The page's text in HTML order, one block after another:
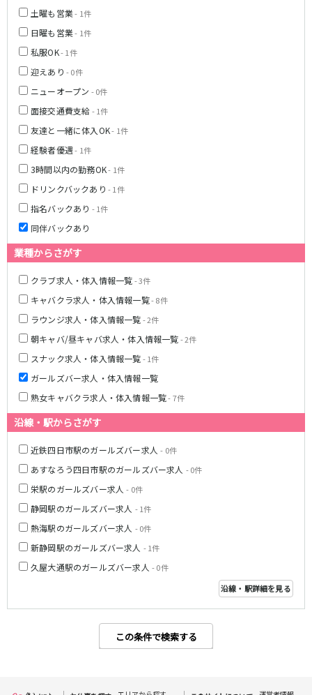
土曜も営業- 1件
日曜も営業- 1件
私服OK- 1件
迎えあり - 0件
ニューオープン - 0件
面接交通費支給- 1件
友達と一緒に体入OK- 1件
経験者優遇- 1件
3時間以内の勤務OK- 1件
ドリンクバックあり - 1件
指名バックあり - 1件
同伴バックあり
業種からさがす
クラブ求人・体入情報一覧- 3件
キャバクラ求人・体入情報一覧- 8件
ラウンジ求人・体入情報一覧- 2件
朝キャバ/昼キャバ求人・体入情報一覧- 2件
スナック求人・体入情報一覧- 1件
ガールズバー求人・体入情報一覧
熟女キャバクラ求人・体入情報一覧- 7件
沿線・駅からさがす
近鉄四日市駅のガールズバー求人- 0件
あすなろう四日市駅のガールズバー求人 - 0件
栄駅のガールズバー求人- 0件
静岡駅のガールズバー求人 - 1件
熱海駅のガールズバー求人 - 0件
新静岡駅のガールズバー求人 - 1件
久屋大通駅のガールズバー求人 - 0件
沿線・駅詳細を見る
この条件で検索する
名鉄尾西線
観音寺駅
名鉄豊田線
豊田市駅
JR東海道本線(熱海～浜松)
熱海駅
沼津駅
東静岡駅
静岡鉄道静岡清水線
新静岡駅
遠州鉄道鉄道線
JR御殿場線
伊豆箱根鉄道駿豆線
三島駅
掛川駅
熱海駅 来宮駅
選択した内容で設定